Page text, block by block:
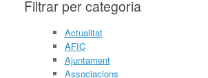
Filtrar per categoria
Actualitat
AFIC
Ajuntament
Associacions